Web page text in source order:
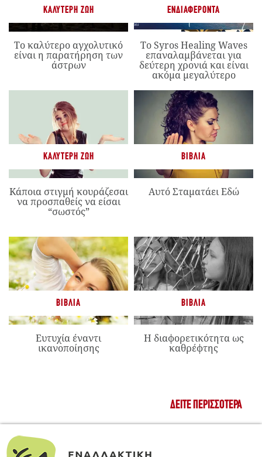
ΚΑΛΎΤΕΡΗ ΖΩΉ
Το καλύτερο αγχολυτικό
είναι η παρατήρηση των
άστρων
ΕΝΔΙΑΦΈΡΟΝΤΑ
Το Syros Healing Waves
επαναλαμβάνεται για
δεύτερη χρονιά και είναι
ακόμα μεγαλύτερο
ΚΑΛΎΤΕΡΗ ΖΩΉ
Κάποια στιγμή κουράζεσαι
να προσπαθείς να είσαι
“σωστός”
ΒΙΒΛΊΑ
Αυτό Σταματάει Εδώ
ΒΙΒΛΊΑ
Ευτυχία έναντι
ικανοποίησης
ΒΙΒΛΊΑ
Η διαφορετικότητα ως
καθρέφτης
ΔΕΊΤΕ ΠΕΡΙΣΣΌΤΕΡΑ